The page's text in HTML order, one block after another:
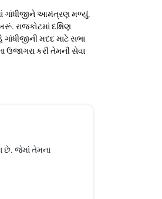
ગાંધીજીને આમંત્રણ મળ્યું.
રાજકોટમાં દક્ષિણ
મદદ માટે સભા
ઉજાગરા કરી તેમની સેવા
છે. જેમાં તેમના